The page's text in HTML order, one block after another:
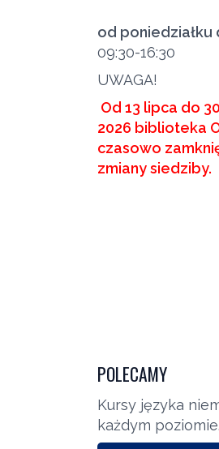
od poniedziałku
09:30-16:30
UWAGA!
Od 13 lipca do
2026 biblioteka
czasowo
zmiany siedziby.
POLECAMY
Kursy języka
każdym poziomie.